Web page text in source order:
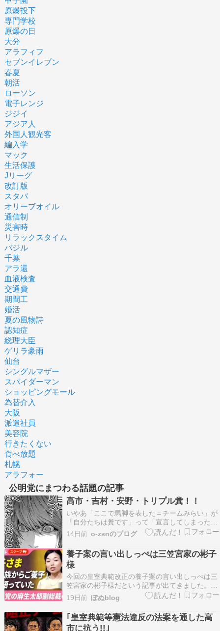
原爆投下
専門学校
原爆の日
大分
アラフィフ
セブンイレブン
春夏
朝活
ローソン
電子レンジ
ジジイ
アジア人
外国人観光客
編入学
マック
生活保護
Jリーグ
改訂版
スタバ
オリーブオイル
通信制
災害時
リラックスタイム
バジル
千葉
アラ還
血液検査
交通費
期間工
婚活
夏の風物詩
認知症
総理大臣
ゲリラ豪雨
仙台
シングルマザー
スパイダーマン
ショッピングモール
為替介入
大阪
派遣社員
美容院
行きたくない
食べ放題
札幌
アラフォー
公明党にまつわる話題の記事
高市・吉村・安野・トリプル糞！！
いやあ「ここで馬脚を表した＝チームみらい」が
「自分たちは糞です」って「宣言してしまった」
瞬間だと思います。 そもそも「これって、高市が
総理になる＝公明党が高市では駄目だ！！」と
「揉めた」けど「自民党は無視」したら「公明党
が、じゃあ連立離脱」となり、それに困った「高
市自民党総裁」…
14日前 o-zsnのブログ
養子案の言い出しっぺは三笠宮家の彬子
様
今回の皇室典範改正の養子案の言い出しっぺは三
笠宮家の彬子様だという記事が出てきました。実
際はこの養子縁組案は旧宮家子孫の竹田恒泰氏⇒
寛仁親王⇒彬子様だと思いますが、今回の養子案
についての「言い出しっぺ」と意味でしょう
か。------------------------------…
19日前 ぽぬblog
｢皇室典範等憲法違反の法案を通した高
市に抗う!!｣